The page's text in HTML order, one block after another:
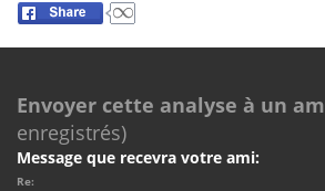
Envoyer cette analyse à un
enregistrés)
Message que recevra votre ami:
Re: